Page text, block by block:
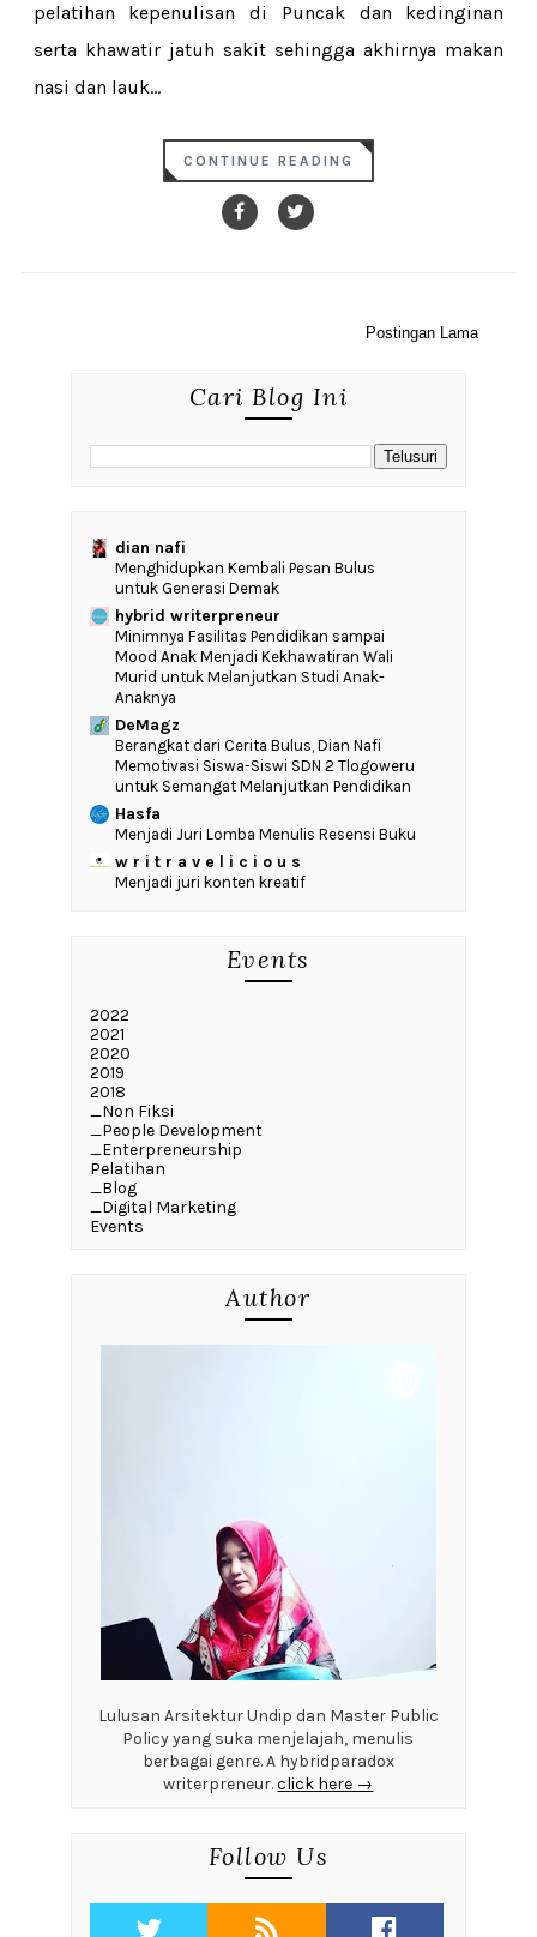
pelatihan kepenulisan di Puncak dan kedinginan
serta khawatir jatuh sakit sehingga akhirnya makan
nasi dan lauk...
CONTINUE READING
Postingan Lama
Cari Blog Ini
dian nafi
Menghidupkan Kembali Pesan Bulus
untuk Generasi Demak
hybrid writerpreneur
‎Minimnya Fasilitas Pendidikan sampai
Mood Anak Menjadi Kekhawatiran Wali
Murid untuk Melanjutkan Studi Anak-
Anaknya
DeMagz
‎Berangkat dari Cerita Bulus, Dian Nafi
Memotivasi Siswa-Siswi SDN 2 Tlogoweru
untuk Semangat Melanjutkan Pendidikan
Hasfa
Menjadi Juri Lomba Menulis Resensi Buku
w r i t r a v e l i c i o u s
Menjadi juri konten kreatif
Events
2022
2021
2020
2019
2018
_Non Fiksi
_People Development
_Enterpreneurship
Pelatihan
_Blog
_Digital Marketing
Events
Author
Lulusan Arsitektur Undip dan Master Public
Policy yang suka menjelajah, menulis
berbagai genre. A hybridparadox
writerpreneur.click here →
Follow Us